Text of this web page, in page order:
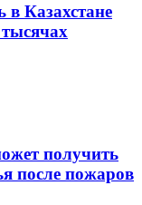
в Казахстане
получить
после пожаров